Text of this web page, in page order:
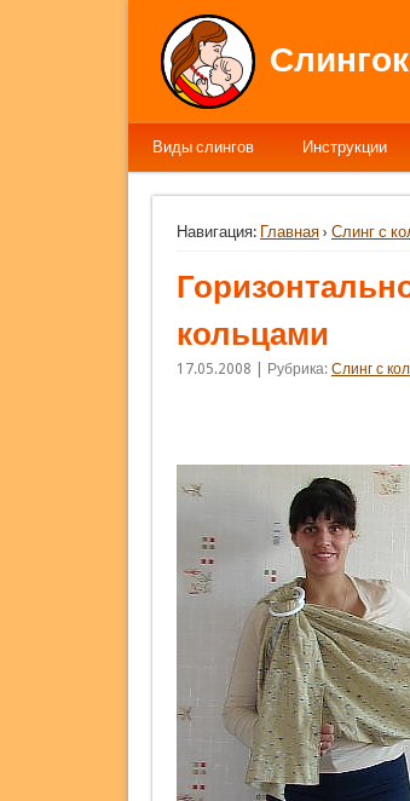
Виды слингов Инструкции
Навигация: Главная› Слинг с
кольцами
17.05.2008 | Рубрика: Слинг с